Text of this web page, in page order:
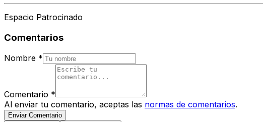
Espacio Patrocinado
Comentarios
Nombre *
Comentario *
Al enviar tu comentario, aceptas las normas de comentarios.
Enviar Comentario